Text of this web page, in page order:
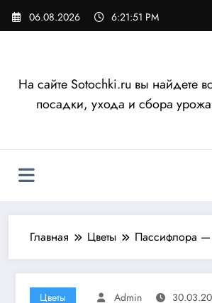
Перейти
06.08.2026 6:21:52 PM
На сайте Sotochki.ru вы найдете
посадки, ухода и сбора
Главная Цветы Пассифлора —
Цветы Admin